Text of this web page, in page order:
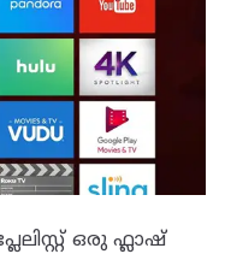
ഒരു ഫ്ലാഷ്